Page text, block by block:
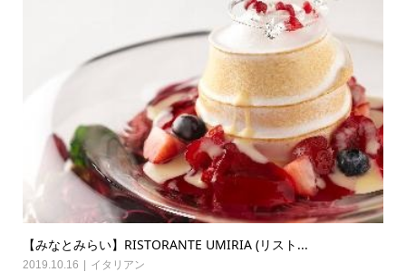
【みなとみらい】RISTORANTE UMIRIA (リスト...
2019.10.16 イタリアン